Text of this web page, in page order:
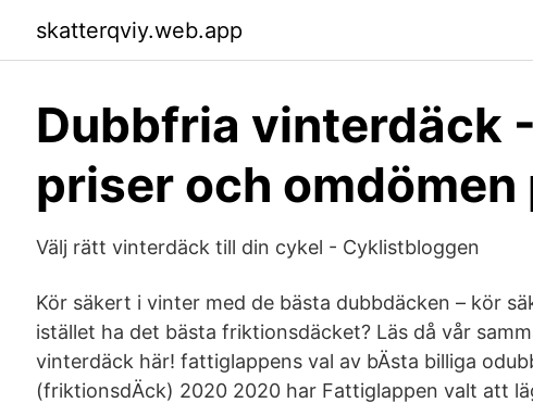
skatterqviy.web.app
Dubbfria vinterdäck
priser och
Välj rätt vinterdäck till din cykel - Cyklistbloggen
Kör säkert i vinter med de bästa dubbdäcken – kör
istället ha det bästa friktionsdäcket? Läs då vår
vinterdäck här! fattiglappens val av bÄsta billiga
(friktionsdÄck) 2020 2020 har Fattiglappen valt att